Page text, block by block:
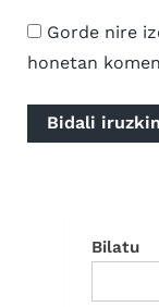
Gorde nire
honetan
Bilatu